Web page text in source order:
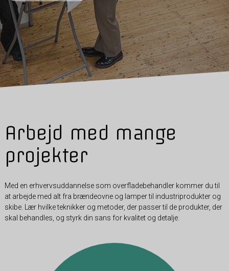
Arbejd med mange
projekter
Med en erhvervsuddannelse som overfladebehandler kommer du til
at arbejde med alt fra brændeovne og lamper til industriprodukter og
skibe. Lær hvilke teknikker og metoder, der passer til de produkter, der
skal behandles, og styrk din sans for kvalitet og detalje.